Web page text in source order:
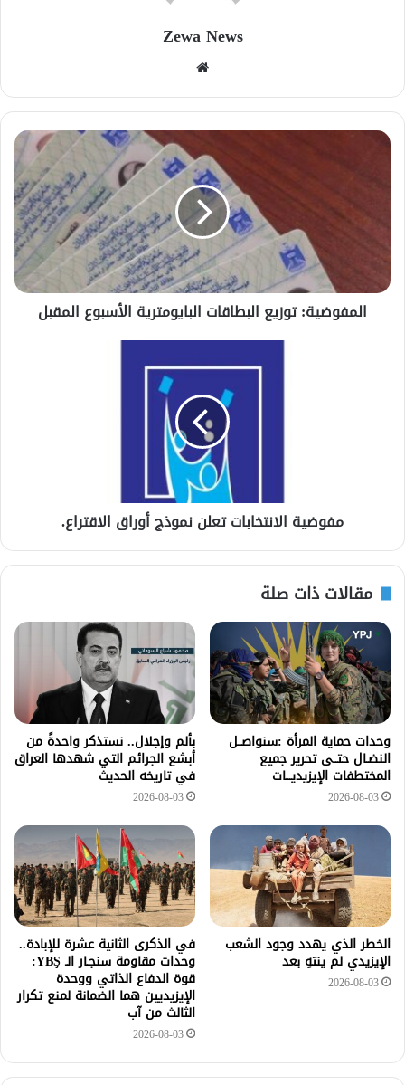
Zewa News
المفوضية: توزيع البطاقات البايومترية الأسبوع المقبل
مفوضية الانتخابات تعلن نموذج أوراق الاقتراع.
مقالات ذات صلة
وحدات حماية المرأة :سنواصــل
النضـال حتــى تحرير جميع
المختطفات الإيزيديـــات
2026-08-03
بألم وإجلال.. نستذكر واحدةً من
أبشع الجرائم التي شهدها العراق
في تاريخه الحديث
2026-08-03
الخطر الذي يهدد وجود الشعب
الإيزيدي لم ينتهِ بعد
2026-08-03
في الذكرى الثانية عشرة للإبادة..
وحدات مقاومة سنجـار الـ YBŞ:
قوة الدفاع الذاتي ووحدة
الإيزيديين هما الضمانة لمنع تكرار
الثالث من آب
2026-08-03